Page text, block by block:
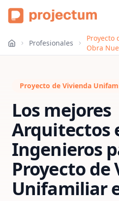
Profesionales
Proyecto
Obra
Proyecto de Vivienda
Los mejores
Arquitectos
Ingenieros
Proyecto de
Unifamiliar